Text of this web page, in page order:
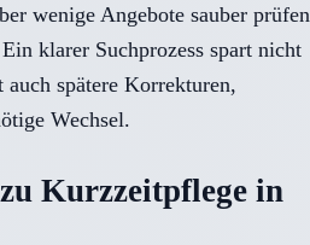
wenige Angebote sauber prüfen
klarer Suchprozess spart nicht
spätere Korrekturen,
Wechsel.
Kurzzeitpflege in